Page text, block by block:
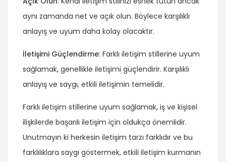
aynı zamanda net ve açık olun. Böylece karşılıklı
anlayış ve uyum daha kolay olacaktır.
İletişimi Güçlendirme: Farklı iletişim stillerine uyum
sağlamak, genellikle iletişimi güçlendirir. Karşılıklı
anlayış ve saygı, etkili iletişimin temelidir.
Farklı iletişim stillerine uyum sağlamak, iş ve kişisel
ilişkilerde başarılı iletişim için oldukça önemlidir.
Unutmayın ki herkesin iletişim tarzı farklıdır ve bu
farklılıklara saygı göstermek, etkili iletişim kurmanın